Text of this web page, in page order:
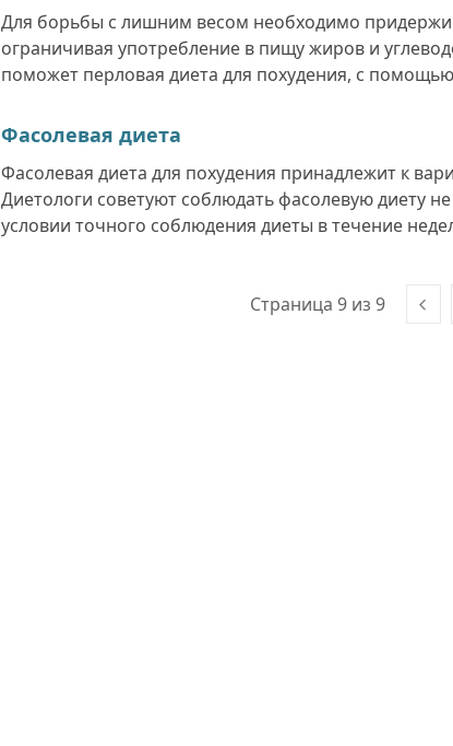
Для борьбы с лишним весом необходимо
ограничивая употребление в пищу жиров и
поможет перловая диета для похудения, с
Фасолевая диета
Фасолевая диета для похудения принадлежит к
Диетологи советуют соблюдать фасолевую диету
условии точного соблюдения диеты в течение
Страница 9 из 9